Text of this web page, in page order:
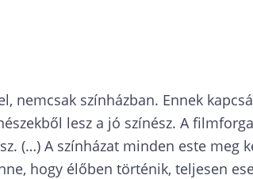
nemcsak színházban. Ennek
lesz a jó színész. A
(…) A színházat minden este meg
hogy élőben történik, teljesen